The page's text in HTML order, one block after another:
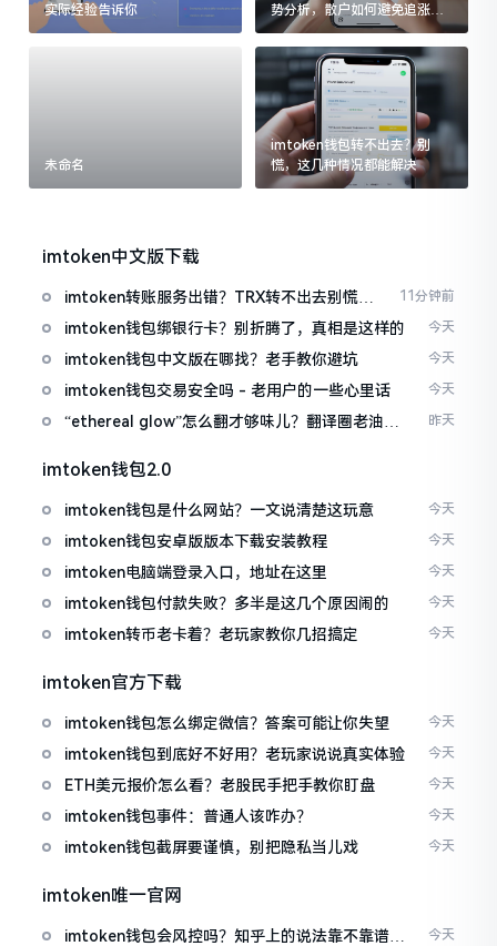
实际经验告诉你
势分析，散户如何避免追涨杀
跌被套牢
未命名
imtoken钱包转不出去？别
慌，这几种情况都能解决
imtoken中文版下载
imtoken转账服务出错？TRX转不出去别慌，
这几招试试
11分钟前
imtoken钱包绑银行卡？别折腾了，真相是这样的 今天
imtoken钱包中文版在哪找？老手教你避坑 今天
imtoken钱包交易安全吗 - 老用户的一些心里话 今天
“ethereal glow”怎么翻才够味儿？翻译圈老油条
昨天
imtoken钱包2.0
imtoken钱包是什么网站？一文说清楚这玩意 今天
imtoken钱包安卓版版本下载安装教程 今天
imtoken电脑端登录入口，地址在这里 今天
imtoken钱包付款失败？多半是这几个原因闹的 今天
imtoken转币老卡着？老玩家教你几招搞定 今天
imtoken官方下载
imtoken钱包怎么绑定微信？答案可能让你失望 今天
imtoken钱包到底好不好用？老玩家说说真实体验 今天
ETH美元报价怎么看？老股民手把手教你盯盘 今天
imtoken钱包事件：普通人该咋办？ 今天
imtoken钱包截屏要谨慎，别把隐私当儿戏 今天
imtoken唯一官网
imtoken钱包会风控吗？知乎上的说法靠不靠谱，
今天